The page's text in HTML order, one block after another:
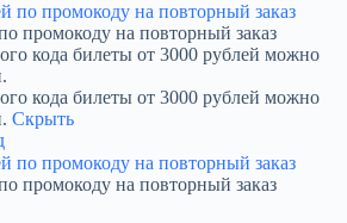
промокоду на повторный заказ
кода билеты от 3000 рублей можно
кода билеты от 3000 рублей можно
Скрыть
промокоду на повторный заказ